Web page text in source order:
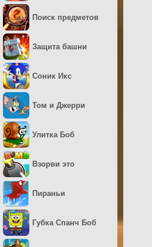
Поиск предметов
Защита башни
Соник Икс
Том и Джерри
Улитка Боб
Взорви это
Пираньи
Губка Спанч Боб